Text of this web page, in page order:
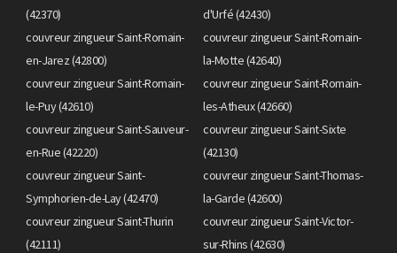
(42370)
d'Urfé (42430)
couvreur zingueur Saint-Romain-
en-Jarez (42800)
couvreur zingueur Saint-Romain-
la-Motte (42640)
couvreur zingueur Saint-Romain-
le-Puy (42610)
couvreur zingueur Saint-Romain-
les-Atheux (42660)
couvreur zingueur Saint-Sauveur-
en-Rue (42220)
couvreur zingueur Saint-Sixte
(42130)
couvreur zingueur Saint-
Symphorien-de-Lay (42470)
couvreur zingueur Saint-Thomas-
la-Garde (42600)
couvreur zingueur Saint-Thurin
(42111)
couvreur zingueur Saint-Victor-
sur-Rhins (42630)